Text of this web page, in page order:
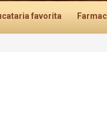
favorita